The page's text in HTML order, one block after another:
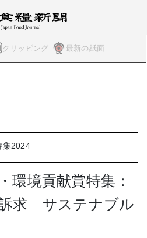
クリッピング 最新の紙面
集2024
環境貢献賞特集：
求 サステナブル